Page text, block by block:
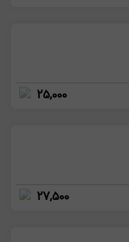
25,000
27,500